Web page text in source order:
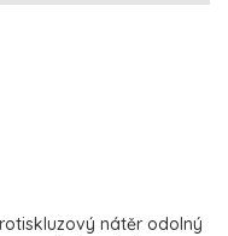
nátěr odolný